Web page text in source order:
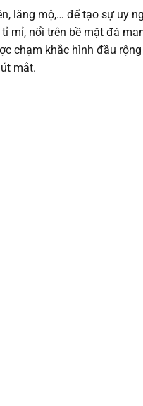
lăng mộ,… để tạo sự uy
mỉ, nổi trên bề mặt đá
chạm khắc hình đầu
mắt.